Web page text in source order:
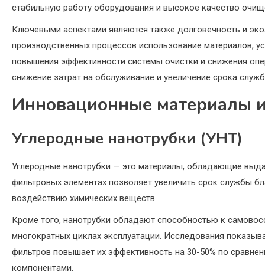
стабильную работу оборудования и высокое качество
Ключевыми аспектами являются также долговечность и
производственных процессов использование материалов,
повышения эффективности системы очистки и снижения
снижение затрат на обслуживание и увеличение срока
Инновационные материалы
Углеродные нанотрубки (УНТ)
Углеродные нанотрубки — это материалы, обладающие
фильтровых элементах позволяет увеличить срок службы
воздействию химических веществ.
Кроме того, нанотрубки обладают способностью к
многократных циклах эксплуатации. Исследования
фильтров повышает их эффективность на 30-50% по
компонентами.